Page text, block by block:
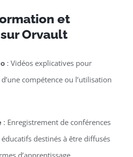
et
Orvault
: Vidéos explicatives pour
compétence ou l’utilisation
: Enregistrement de conférences
destinés à être diffusés